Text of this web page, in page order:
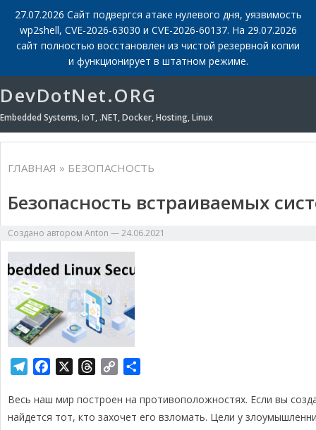
27.07.2026 Сайт подвергся атаке нулевого дня, уязвимость
wp2shell, CVE-2026-63030 и CVE-2026-60137. На 29.07.2026
сайт полностью восстановлен из чистой резервной копии
и функционирует в штатном режиме.
DevDotNet.ORG
Embedded Systems, IoT, .NET, Docker, Hosting, Linux
ГЛАВНАЯ » БЕЗОПАСНОСТЬ
Безопасность встраиваемых
Создано автором Anton —24.06.2021
l
e
c
e
r
e
p
y
п
р
Весь наш мир построен на противоположностях. Если вы
найдется тот, кто захочет его взломать. Цели у